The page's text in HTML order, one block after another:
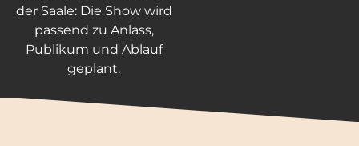
der Saale: Die Show wird
passend zu Anlass,
Publikum und Ablauf
geplant.